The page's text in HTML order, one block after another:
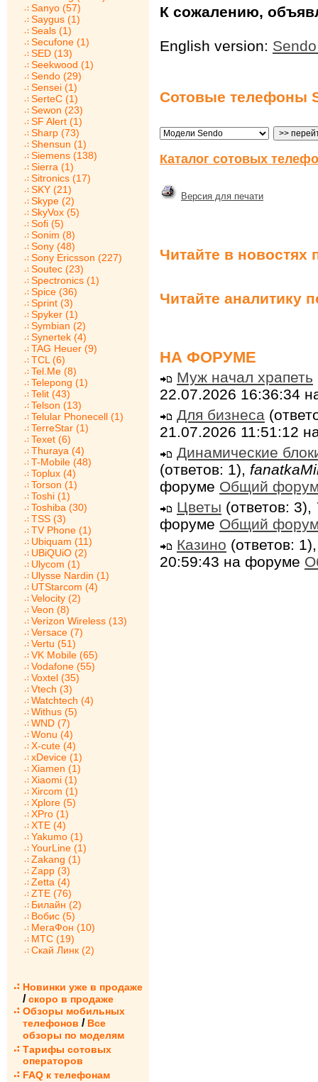
Sanyo (57)
Saygus (1)
Seals (1)
Secufone (1)
SED (13)
Seekwood (1)
Sendo (29)
Sensei (1)
SerteC (1)
Sewon (23)
SF Alert (1)
Sharp (73)
Shensun (1)
Siemens (138)
Sierra (1)
Sitronics (17)
SKY (21)
Skype (2)
SkyVox (5)
Sofi (5)
Sonim (8)
Sony (48)
Sony Ericsson (227)
Soutec (23)
Spectronics (1)
Spice (36)
Sprint (3)
Spyker (1)
Symbian (2)
Synertek (4)
TAG Heuer (9)
TCL (6)
Tel.Me (8)
Telepong (1)
Telit (43)
Telson (13)
Telular Phonecell (1)
TerreStar (1)
Texet (6)
Thuraya (4)
T-Mobile (48)
Toplux (4)
Torson (1)
Toshi (1)
Toshiba (30)
TSS (3)
TV Phone (1)
Ubiquam (11)
UBiQUiO (2)
Ulycom (1)
Ulysse Nardin (1)
UTStarcom (4)
Velocity (2)
Veon (8)
Verizon Wireless (13)
Versace (7)
Vertu (51)
VK Mobile (65)
Vodafone (55)
Voxtel (35)
Vtech (3)
Watchtech (4)
Withus (5)
WND (7)
Wonu (4)
X-cute (4)
xDevice (1)
Xiamen (1)
Xiaomi (1)
Xircom (1)
Xplore (5)
XPro (1)
XTE (4)
Yakumo (1)
YourLine (1)
Zakang (1)
Zapp (3)
Zetta (4)
ZTE (76)
Билайн (2)
Вобис (5)
МегаФон (10)
МТС (19)
Скай Линк (2)
Новинки уже в продаже
/ скоро в продаже
Обзоры мобильных
телефонов / Все
обзоры по моделям
Тарифы сотовых
операторов
FAQ к телефонам
К сожалению,
English version:
Сотовые телефоны
Каталог сотовых
Версия для печати
Читайте в новостях
Читайте аналитику
НА ФОРУМЕ
Муж начал храпеть
22.07.2026 16:36:34
Для бизнеса
21.07.2026 11:51:12
Динамические
(ответов: 1),
форуме Общий
Цветы (ответов: 3),
форуме Общий
Казино (ответов:
20:59:43 на форуме